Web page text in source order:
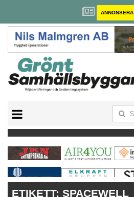
ANNONSERA
MILJÖBYGGNAD
NOLLCO2
CITYLAB
GREENBUILDING
ANNONSERA
ETIKETT: SPACEWELL